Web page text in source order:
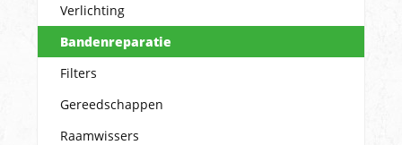
Verlichting
Bandenreparatie
Filters
Gereedschappen
Raamwissers